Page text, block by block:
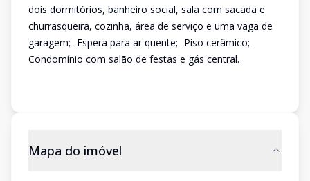
dois dormitórios, banheiro social, sala com sacada e
churrasqueira, cozinha, área de serviço e uma vaga de
garagem;- Espera para ar quente;- Piso cerâmico;-
Condomínio com salão de festas e gás central.
Mapa do imóvel